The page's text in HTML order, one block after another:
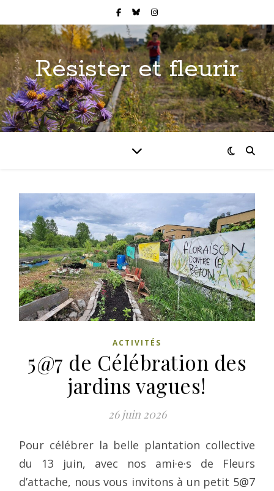
Résister et fleurir
ACTIVITÉS
5@7 de Célébration des
jardins vagues!
26 juin 2026
Pour célébrer la belle plantation collective
du 13 juin, avec nos ami·e·s de Fleurs
d’attache, nous vous invitons à un petit 5@7